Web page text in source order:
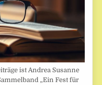
ist Andrea Susanne
„Ein Fest für